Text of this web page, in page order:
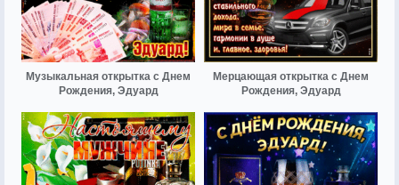
Музыкальная открытка с Днем
Рождения, Эдуард
Мерцающая открытка с Днем
Рождения, Эдуард